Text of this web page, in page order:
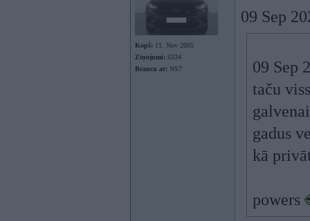
Kopš: 11. Nov 2005
Ziņojumi: 6334
Braucu ar: NS7
09 Sep
09 Sep
taču
gadus
kā
powers